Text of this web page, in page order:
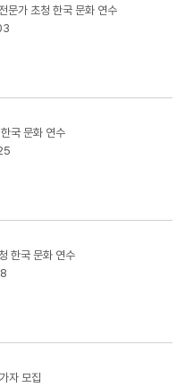
문가 초청 한국 문화 연수
국 문화 연수
한국 문화 연수
자 모집